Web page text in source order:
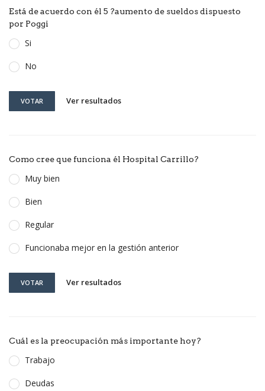
Está de acuerdo con él 5 ?aumento de sueldos dispuesto
por Poggi
Si
No
VOTAR Ver resultados
Como cree que funciona él Hospital Carrillo?
Muy bien
Bien
Regular
Funcionaba mejor en la gestión anterior
VOTAR Ver resultados
Cuál es la preocupación más importante hoy?
Trabajo
Deudas